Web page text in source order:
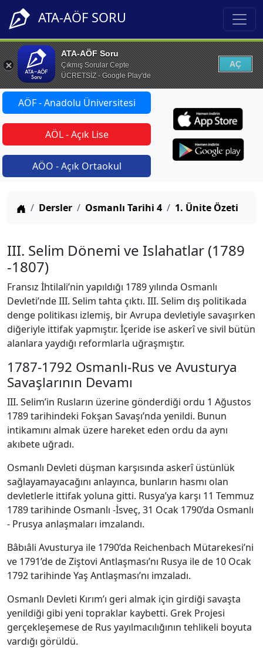
ATA-AÖF SORU
ATA-AÖF Soru
Çıkmış Sorular Cepte
ÜCRETSİZ - Google Play'de
AÇ
AÖF - Anadolu Üniversitesi
AÖL - Açık Lise
AÖO - Açık Ortaokul
Anasayfa
Dersler Osmanlı Tarihi 4 1. Ünite Özeti
III. Selim Dönemi ve Islahatlar (1789
-1807)
Fransız İhtilali’nin yapıldığı 1789 yılında Osmanlı
Devleti’nde III. Selim tahta çıktı. III. Selim dış politikada
denge politikası izlemiş, bir Avrupa devletiyle savaşırken
diğeriyle ittifak yapmıştır. İçeride ise askerî ve sivil bütün
alanlara yaydığı reformlarla uğraşmıştır.
1787-1792 Osmanlı-Rus ve Avusturya
Savaşlarının Devamı
III. Selim’in Rusların üzerine gönderdiği ordu 1 Ağustos
1789 tarihindeki Fokşan Savaşı’nda yenildi. Bunun
intikamını almak üzere hareket eden ordu da aynı
akıbete uğradı.
Osmanlı Devleti düşman karşısında askerî üstünlük
sağlayamayacağını anlayınca, bunların hasmı olan
devletlerle ittifak yoluna gitti. Rusya’ya karşı 11 Temmuz
1789 tarihinde Osmanlı -İsveç, 31 Ocak 1790’da Osmanlı
- Prusya anlaşmaları imzalandı.
Bâbıâli Avusturya ile 1790’da Reichenbach Mütarekesi’ni
ve 1791’de de Ziştovi Antlaşması’nı Rusya ile de 10 Ocak
1792 tarihinde Yaş Antlaşması’nı imzaladı.
Osmanlı Devleti Kırım’ı geri almak için girdiği savaşta
yenildiği gibi yeni topraklar kaybetti. Grek Projesi
gerçekleşemese de Rus yayılmacılığının tehlikeli boyuta
vardığı görüldü.